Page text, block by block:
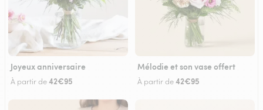
Joyeux anniversaire
À partir de42€95
Mélodie et son vase offert
À partir de42€95